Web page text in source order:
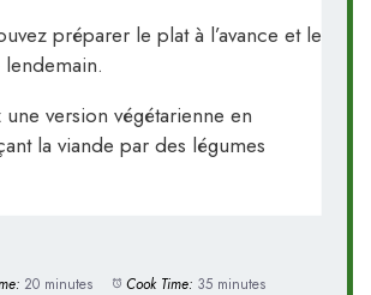
préparer le plat à l’avance et le
une version végétarienne en
la viande par des légumes
20 minutes Cook Time: 35 minutes